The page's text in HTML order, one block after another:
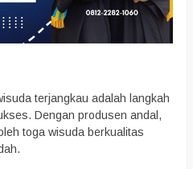
terjangkau adalah langkah
Dengan produsen andal,
toga wisuda berkualitas